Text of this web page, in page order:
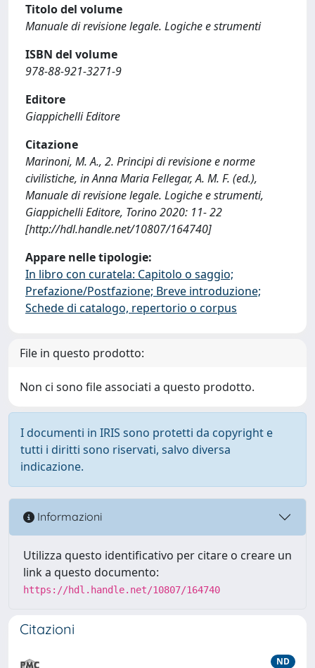
Titolo del volume
Manuale di revisione legale. Logiche e strumenti
ISBN del volume
978-88-921-3271-9
Editore
Giappichelli Editore
Citazione
Marinoni, M. A., 2. Principi di revisione e norme
civilistiche, in Anna Maria Fellegar, A. M. F. (ed.),
Manuale di revisione legale. Logiche e strumenti,
Giappichelli Editore, Torino 2020: 11- 22
[http://hdl.handle.net/10807/164740]
Appare nelle tipologie:
In libro con curatela: Capitolo o saggio;
Prefazione/Postfazione; Breve introduzione;
Schede di catalogo, repertorio o corpus
File in questo prodotto:
Non ci sono file associati a questo prodotto.
I documenti in IRIS sono protetti da copyright e
tutti i diritti sono riservati, salvo diversa
indicazione.
Informazioni
Utilizza questo identificativo per citare o creare un
link a questo documento:
https://hdl.handle.net/10807/164740
Citazioni
ND